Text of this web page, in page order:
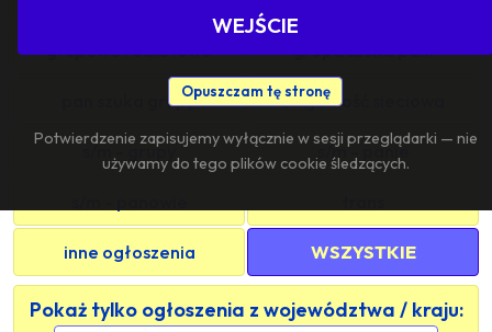
WEJŚCIE
Opuszczam tę stronę
Potwierdzenie zapisujemy wyłącznie w sesji przeglądarki — nie
używamy do tego plików cookie śledzących.
grupowo i odlotowo grupa szuka pani
pan szuka grupy znajomość sieciowa
s/m - grupy s/m - panie
inne ogłoszenia WSZYSTKIE
Pokaż tylko ogłoszenia z województwa / kraju: